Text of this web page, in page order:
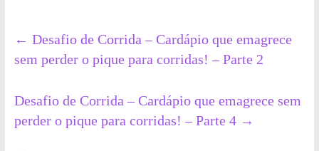
← Desafio de Corrida – Cardápio que emagrece
sem perder o pique para corridas! – Parte 2
Desafio de Corrida – Cardápio que emagrece sem
perder o pique para corridas! – Parte 4 →